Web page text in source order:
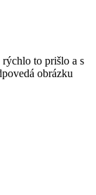
to prišlo a s
obrázku